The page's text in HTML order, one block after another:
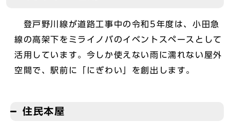
登戸野川線が道路工事中の令和5年度は、小田急
線の高架下をミライノバのイベントスペースとして
活用しています。今しか使えない雨に濡れない屋外
空間で、駅前に「にぎわい」を創出します。
住民本屋